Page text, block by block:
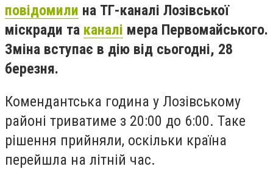
повідомили на ТГ-каналі Лозівської
міскради та каналі мера Первомайського.
Зміна вступає в дію від сьогодні, 28
березня.
Комендантська година у Лозівському
районі триватиме з 20:00 до 6:00. Таке
рішення прийняли, оскільки країна
перейшла на літній час.